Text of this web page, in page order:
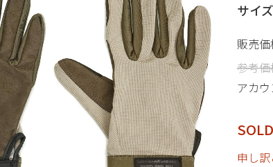
サイ
販売価
参考
アカ
申し